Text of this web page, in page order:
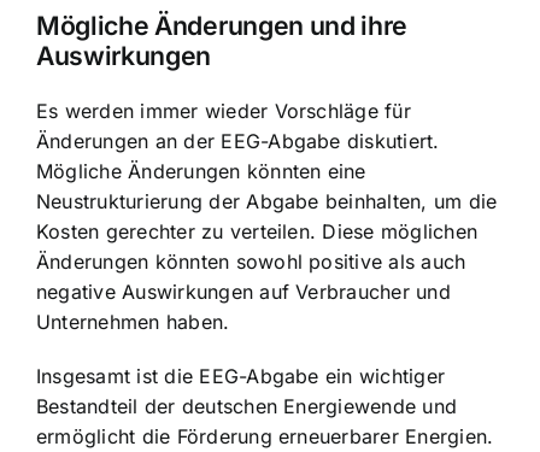
Mögliche Änderungen und ihre
Auswirkungen
Es werden immer wieder Vorschläge für
Änderungen an der EEG-Abgabe diskutiert.
Mögliche Änderungen könnten eine
Neustrukturierung der Abgabe beinhalten, um die
Kosten gerechter zu verteilen. Diese möglichen
Änderungen könnten sowohl positive als auch
negative Auswirkungen auf Verbraucher und
Unternehmen haben.
Insgesamt ist die EEG-Abgabe ein wichtiger
Bestandteil der deutschen Energiewende und
ermöglicht die Förderung erneuerbarer Energien.